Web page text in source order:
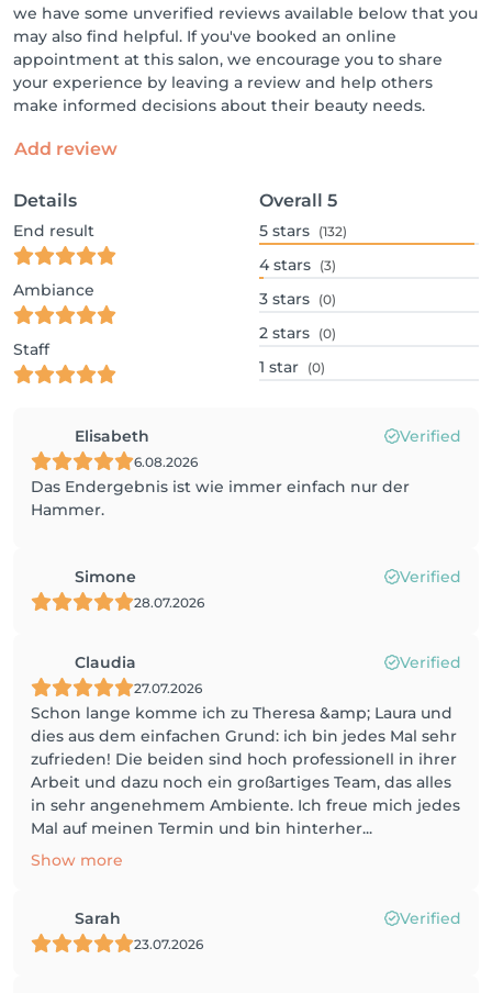
we have some unverified reviews available below that you
may also find helpful. If you've booked an online
appointment at this salon, we encourage you to share
your experience by leaving a review and help others
make informed decisions about their beauty needs.
Add review
Details
End result
Ambiance
Staff
Overall 5
5 stars (132)
4 stars (3)
3 stars (0)
2 stars (0)
1 star (0)
Elisabeth Verified
6.08.2026
Das Endergebnis ist wie immer einfach nur der
Hammer.
Simone Verified
28.07.2026
Claudia Verified
27.07.2026
Schon lange komme ich zu Theresa &amp; Laura und
dies aus dem einfachen Grund: ich bin jedes Mal sehr
zufrieden! Die beiden sind hoch professionell in ihrer
Arbeit und dazu noch ein großartiges Team, das alles
in sehr angenehmem Ambiente. Ich freue mich jedes
Mal auf meinen Termin und bin hinterher...
Show more
Sarah Verified
23.07.2026